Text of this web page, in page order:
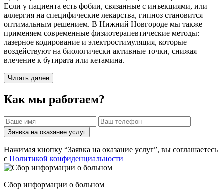
Если у пациента есть фобии, связанные с инъекциями, или
аллергия на специфические лекарства, гипноз становится
оптимальным решением. В Нижний Новгороде мы также
применяем современные физиотерапевтические методы:
лазерное кодирование и электростимуляция, которые
воздействуют на биологически активные точки, снижая
влечение к бутирата или кетамина.
Читать далее
Как мы работаем?
Заявка на оказание услуг
Нажимая кнопку “Заявка на оказание услуг”, вы соглашаетесь
с Политикой конфиденциальности
Сбор информации о больном